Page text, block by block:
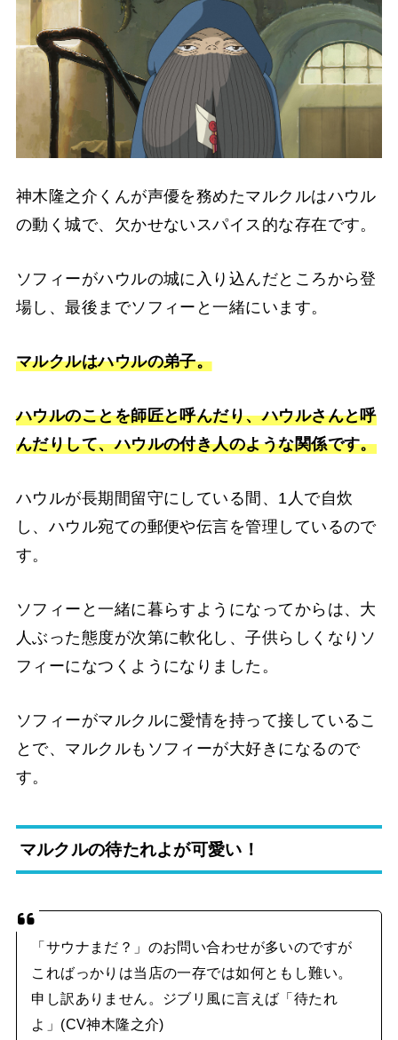
神木隆之介くんが声優を務めたマルクルはハウル
の動く城で、欠かせないスパイス的な存在です。
ソフィーがハウルの城に入り込んだところから登
場し、最後までソフィーと一緒にいます。
マルクルはハウルの弟子。
ハウルのことを師匠と呼んだり、ハウルさんと呼
んだりして、ハウルの付き人のような関係です。
ハウルが長期間留守にしている間、1人で自炊
し、ハウル宛ての郵便や伝言を管理しているので
す。
ソフィーと一緒に暮らすようになってからは、大
人ぶった態度が次第に軟化し、子供らしくなりソ
フィーになつくようになりました。
ソフィーがマルクルに愛情を持って接しているこ
とで、マルクルもソフィーが大好きになるので
す。
マルクルの待たれよが可愛い！
「サウナまだ？」のお問い合わせが多いのですが
こればっかりは当店の一存では如何ともし難い。
申し訳ありません。ジブリ風に言えば「待たれ
よ」(CV神木隆之介)